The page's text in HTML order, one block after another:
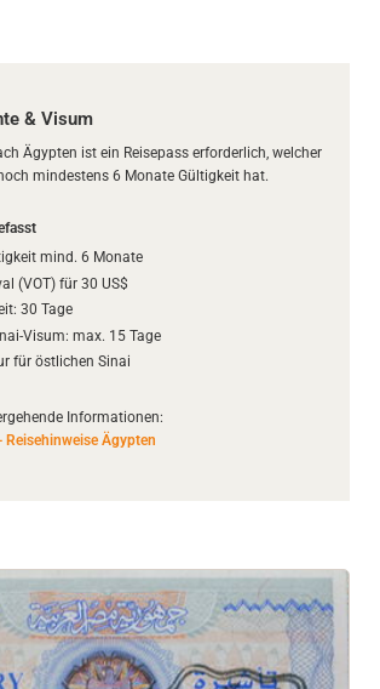
& Visum
Ägypten ist ein Reisepass erforderlich, welcher
mindestens 6 Monate Gültigkeit hat.
mind. 6 Monate
(VOT) für 30 US$
30 Tage
Visum: max. 15 Tage
für östlichen Sinai
Informationen:
Ägypten